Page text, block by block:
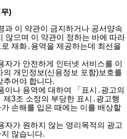
)
과 이 약관이 금지하거나 공서양속
않으며 이 약관이 정하는 바에 따라
재화․용역을 제공하는데 최선을
자가 안전하게 인터넷 서비스를 이
의 개인정보(신용정보 포함)보호를
추어야 합니다.
이나 용역에 대하여 「표시․광고의
제3조 소정의 부당한 표시․광고행
손해를 입은 때에는 이를 배상할
자가 원하지 않는 영리목적의 광고
않습니다.